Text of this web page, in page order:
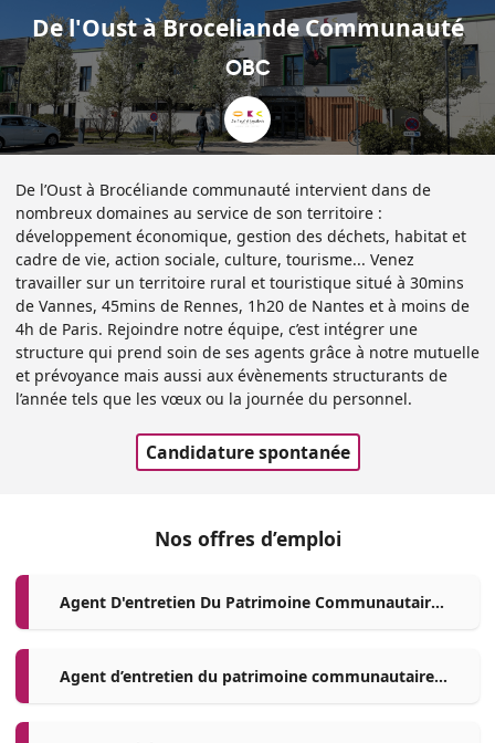
De l'Oust à Broceliande Communauté
OBC
De l’Oust à Brocéliande communauté intervient dans de
nombreux domaines au service de son territoire :
développement économique, gestion des déchets, habitat et
cadre de vie, action sociale, culture, tourisme... Venez
travailler sur un territoire rural et touristique situé à 30mins
de Vannes, 45mins de Rennes, 1h20 de Nantes et à moins de
4h de Paris. Rejoindre notre équipe, c’est intégrer une
structure qui prend soin de ses agents grâce à notre mutuelle
et prévoyance mais aussi aux évènements structurants de
l’année tels que les vœux ou la journée du personnel.
Candidature spontanée
Nos offres d’emploi
Agent D'entretien Du Patrimoine Communautaire
Agent d’entretien du patrimoine communautaire